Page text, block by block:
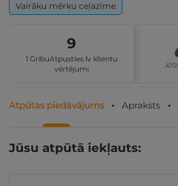
Vairāku mērķu ceļazīme
9
1 GribuAtpusties.lv klientu
vērtējumi
Atpūtas piedāvājums Apraksts
Jūsu atpūtā iekļauts: